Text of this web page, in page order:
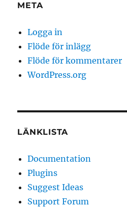
META
Logga in
Flöde för inlägg
Flöde för kommentarer
WordPress.org
LÄNKLISTA
Documentation
Plugins
Suggest Ideas
Support Forum